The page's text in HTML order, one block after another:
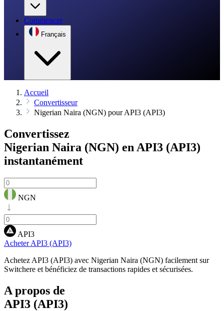
Commencer
Français
Accueil
Convertisseur
Nigerian Naira (NGN) pour API3 (API3)
Convertissez
Nigerian Naira (NGN) en API3 (API3)
instantanément
NGN
API3
Acheter API3 (API3)
Achetez API3 (API3) avec Nigerian Naira (NGN) facilement sur
Switchere et bénéficiez de transactions rapides et sécurisées.
A propos de
API3 (API3)